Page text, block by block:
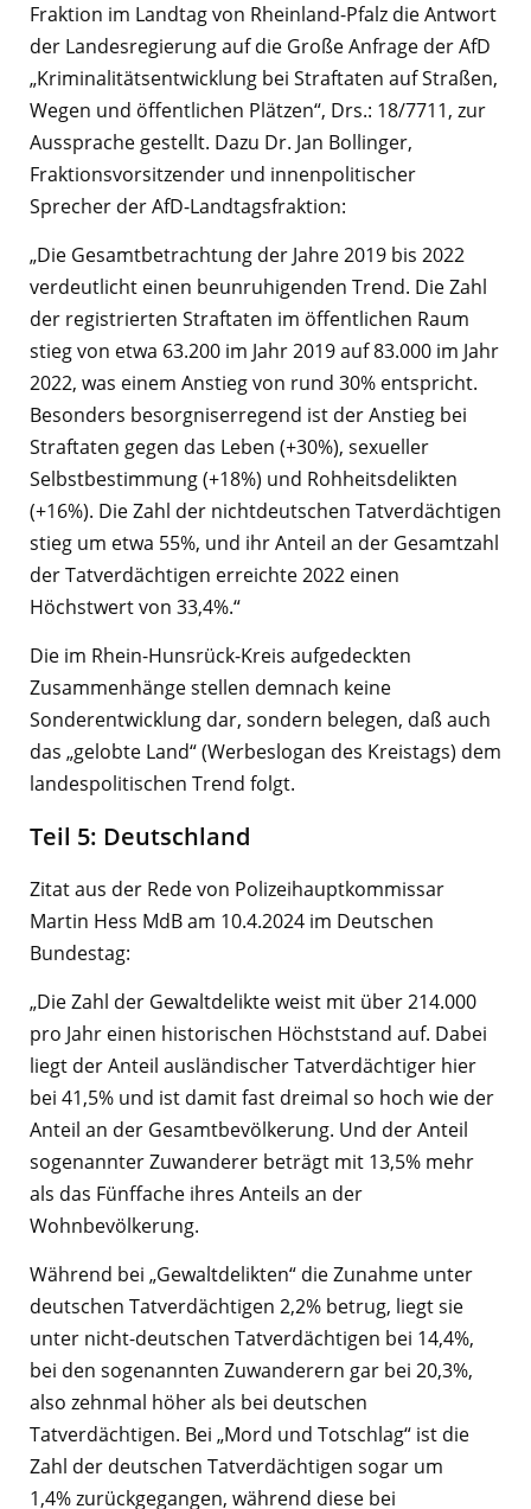
Fraktion im Landtag von Rheinland-Pfalz die Antwort
der Landesregierung auf die Große Anfrage der AfD
„Kriminalitätsentwicklung bei Straftaten auf Straßen,
Wegen und öffentlichen Plätzen“, Drs.: 18/7711, zur
Aussprache gestellt. Dazu Dr. Jan Bollinger,
Fraktionsvorsitzender und innenpolitischer
Sprecher der AfD-Landtagsfraktion:
„Die Gesamtbetrachtung der Jahre 2019 bis 2022
verdeutlicht einen beunruhigenden Trend. Die Zahl
der registrierten Straftaten im öffentlichen Raum
stieg von etwa 63.200 im Jahr 2019 auf 83.000 im Jahr
2022, was einem Anstieg von rund 30% entspricht.
Besonders besorgniserregend ist der Anstieg bei
Straftaten gegen das Leben (+30%), sexueller
Selbstbestimmung (+18%) und Rohheitsdelikten
(+16%). Die Zahl der nichtdeutschen Tatverdächtigen
stieg um etwa 55%, und ihr Anteil an der Gesamtzahl
der Tatverdächtigen erreichte 2022 einen
Höchstwert von 33,4%.“
Die im Rhein-Hunsrück-Kreis aufgedeckten
Zusammenhänge stellen demnach keine
Sonderentwicklung dar, sondern belegen, daß auch
das „gelobte Land“ (Werbeslogan des Kreistags) dem
landespolitischen Trend folgt.
Teil 5: Deutschland
Zitat aus der Rede von Polizeihauptkommissar
Martin Hess MdB am 10.4.2024 im Deutschen
Bundestag:
„Die Zahl der Gewaltdelikte weist mit über 214.000
pro Jahr einen historischen Höchststand auf. Dabei
liegt der Anteil ausländischer Tatverdächtiger hier
bei 41,5% und ist damit fast dreimal so hoch wie der
Anteil an der Gesamtbevölkerung. Und der Anteil
sogenannter Zuwanderer beträgt mit 13,5% mehr
als das Fünffache ihres Anteils an der
Wohnbevölkerung.
Während bei „Gewaltdelikten“ die Zunahme unter
deutschen Tatverdächtigen 2,2% betrug, liegt sie
unter nicht-deutschen Tatverdächtigen bei 14,4%,
bei den sogenannten Zuwanderern gar bei 20,3%,
also zehnmal höher als bei deutschen
Tatverdächtigen. Bei „Mord und Totschlag“ ist die
Zahl der deutschen Tatverdächtigen sogar um
1,4% zurückgegangen, während diese bei